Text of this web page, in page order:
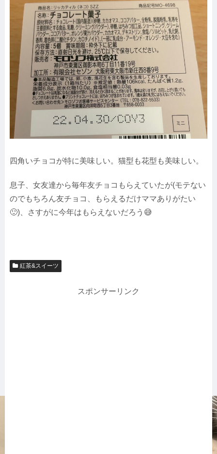
四角いチョコが特に美味しい。猫型も花型も美味しい。
息子、女友達から毎年友チョコもらえていたが(モテない
のでもちろん友チョコ、もらえるだけママありがたい
🙂)、さすがに今年はもらえないだろう😅
紅茶&スイーツ
スポンサーリンク